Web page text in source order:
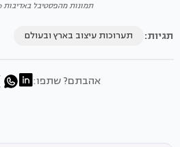
תמונות מהפסטיבל באדיבות Concentrico
תגיות: תערוכות עיצוב בארץ ובעולם
אהבתם? שתפו: